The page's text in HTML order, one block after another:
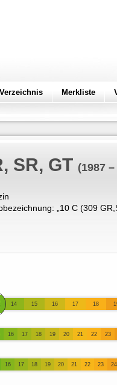
Verzeichnis Merkliste
SR, GT (1987
„ 10 C (309
14 15 16 17 18
16 17 18 19 20 21 22 23
16 17 18 19 20 21 22 23 24